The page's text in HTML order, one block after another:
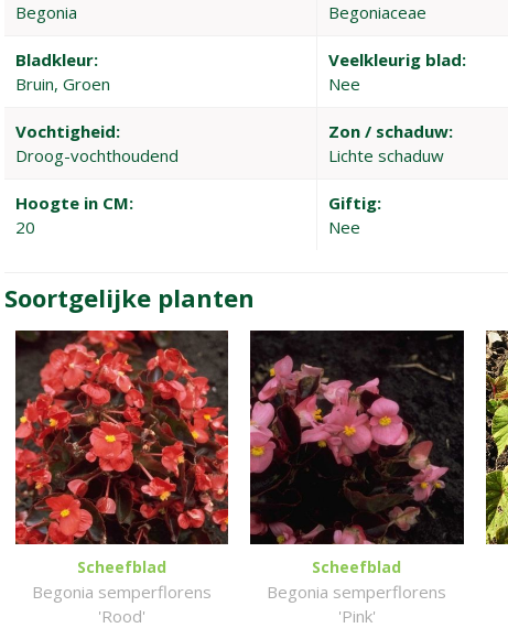
Begonia
Begoniaceae
Bladkleur:
Bruin, Groen
Veelkleurig blad:
Nee
Vochtigheid:
Droog-vochthoudend
Zon / schaduw:
Lichte schaduw
Hoogte in CM:
20
Giftig:
Nee
Soortgelijke planten
Scheefblad
Begonia semperflorens
'Rood'
Scheefblad
Begonia semperflorens
'Pink'